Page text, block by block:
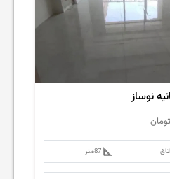
تومان
87متر